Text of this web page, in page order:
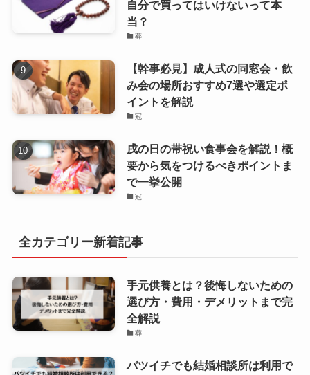
自分で買ってはいけないって本
当？
葬
【幹事必見】成人式の同窓会・飲
み会の場所おすすめ7選や選定ポ
イントを解説
冠
戌の日の帯祝い食事会を解説！概
要から気をつけるべきポイントま
で一挙公開
冠
全カテゴリー新着記事
手元供養とは？後悔しないための
選び方・費用・デメリットまで完
全解説
葬
バツイチでも結婚相談所は利用で